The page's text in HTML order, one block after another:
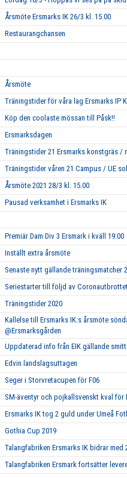
Årsmöte Ersmarks IK 26/3 kl. 15.00
Restaurangchansen
Årsmöte
Träningstider för våra lag Ersmarks IP
Köp den coolaste mössan till Påsk!!
Ersmarksdagen
Träningstider 21 Ersmarks konstgräs /
Träningstider våren 21 Campus / UE sol
Årsmöte 2021 28/3 kl. 15.00
Pausad verksamhet i Ersmarks IK
Premiär Dam Div 3 Ersmark i kväll 19:00
Inställt extra årsmöte
Senaste nytt gällande träningsmatcher
Seriestarter till följd av Coronautbrottet
Träningstider 2020
Kallelse till Ersmarks IK:s årsmöte
@Ersmarksgården
Uppdaterad info från EIK gällande
Edvin landslagsuttagen
Seger i Storvretacupen för F06
SM-äventyr och pojkallsvenskt kval för
Ersmarks IK tog 2 guld under Umeå
Gothia Cup 2019
Talangfabriken Ersmarks IK bidrar med
Talangfabriken Ersmark fortsätter